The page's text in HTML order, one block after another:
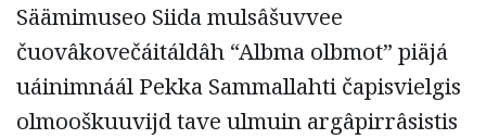
Säämimuseo Siida mulsâšuvvee
čuovâkovečáitáldâh “Albma olbmot” piäjá
uáinimnáál Pekka Sammallahti čapisvielgis
olmooškuuvijd tave ulmuin argâpirrâsistis